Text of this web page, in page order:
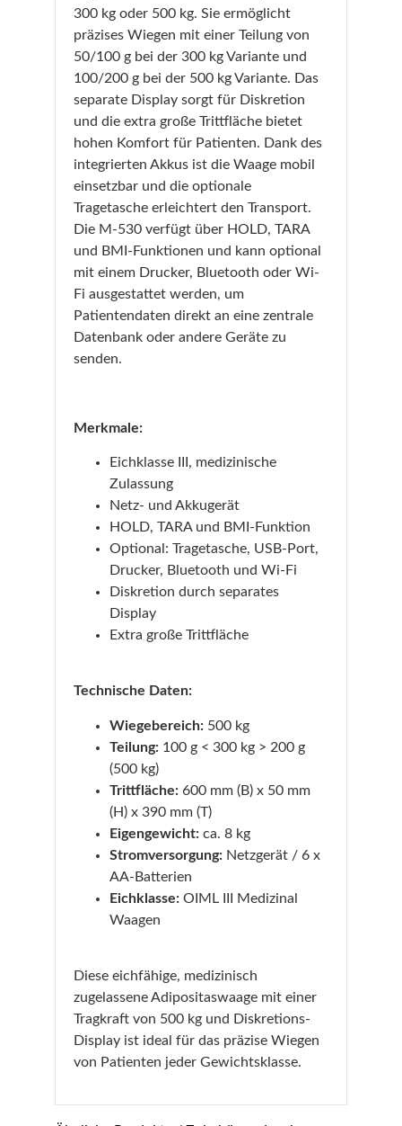
300 kg oder 500 kg. Sie ermöglicht
präzises Wiegen mit einer Teilung von
50/100 g bei der 300 kg Variante und
100/200 g bei der 500 kg Variante. Das
separate Display sorgt für Diskretion
und die extra große Trittfläche bietet
hohen Komfort für Patienten. Dank des
integrierten Akkus ist die Waage mobil
einsetzbar und die optionale
Tragetasche erleichtert den Transport.
Die M-530 verfügt über HOLD, TARA
und BMI-Funktionen und kann optional
mit einem Drucker, Bluetooth oder Wi-
Fi ausgestattet werden, um
Patientendaten direkt an eine zentrale
Datenbank oder andere Geräte zu
senden.
Merkmale:
Eichklasse III, medizinische
Zulassung
Netz- und Akkugerät
HOLD, TARA und BMI-Funktion
Optional: Tragetasche, USB-Port,
Drucker, Bluetooth und Wi-Fi
Diskretion durch separates
Display
Extra große Trittfläche
Technische Daten:
Wiegebereich:500 kg
Teilung:100 g < 300 kg > 200 g
(500 kg)
Trittfläche:600 mm (B) x 50 mm
(H) x 390 mm (T)
Eigengewicht:ca. 8 kg
Stromversorgung:Netzgerät / 6 x
AA-Batterien
Eichklasse:OIML III Medizinal
Waagen
Diese eichfähige, medizinisch
zugelassene Adipositaswaage mit einer
Tragkraft von 500 kg und Diskretions-
Display ist ideal für das präzise Wiegen
von Patienten jeder Gewichtsklasse.